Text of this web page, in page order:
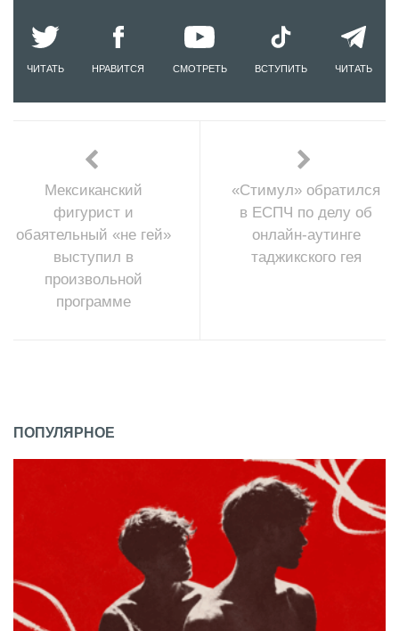
ЧИТАТЬ НРАВИТСЯ СМОТРЕТЬ ВСТУПИТЬ ЧИТАТЬ
Мексиканский
фигурист и
обаятельный «не гей»
выступил в
произвольной
программе
«Стимул» обратился
в ЕСПЧ по делу об
онлайн-аутинге
таджикского гея
ПОПУЛЯРНОЕ